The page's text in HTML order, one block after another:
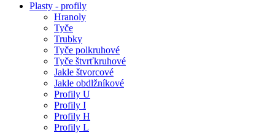
Plasty - profily
Hranoly
Tyče
Trubky
Tyče polkruhové
Tyče štvrťkruhové
Jakle štvorcové
Jakle obdlžníkové
Profily U
Profily I
Profily H
Profily L